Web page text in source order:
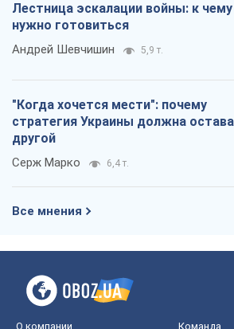
Лестница эскалации войны: к
нужно готовиться
Андрей Шевчишин 5,9 т.
"Когда хочется мести": почему
стратегия Украины должна
другой
Серж Марко 6,4 т.
Все мнения
О компании Команда